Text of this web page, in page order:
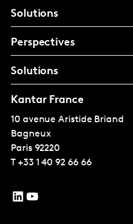
Solutions
Perspectives
Solutions
Kantar France
10 avenue Aristide Briand
Bagneux
Paris 92220
T +33 1 40 92 66 66